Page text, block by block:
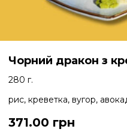
Чорний дракон з
280 г.
рис, креветка, вугор,
371.00 грн